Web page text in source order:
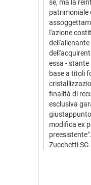
sé, ma la
patrimoniale
l'azione
essa -
base a titoli
finalità di
esclusiva
modifica ex
preesistente".
Zucchetti SG